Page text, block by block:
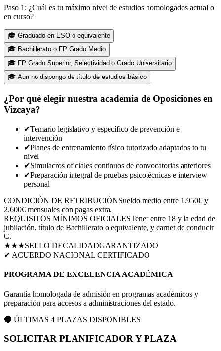
Paso 1: ¿Cuál es tu máximo nivel de estudios homologados actual o
en curso?
🎓 Graduado en ESO o equivalente
🎓 Bachillerato o FP Grado Medio
🎓 FP Grado Superior, Selectividad o Grado Universitario
🎓 Aun no dispongo de título de estudios básico
¿Por qué elegir nuestra academia de Oposiciones en
Vizcaya?
✔Temario legislativo y específico de prevención e
intervención
✔Planes de entrenamiento físico tutorizado adaptados to tu
nivel
✔Simulacros oficiales continuos de convocatorias anteriores
✔Preparación integral de pruebas psicotécnicas e interview
personal
CONDICIÓN DE RETRIBUCIÓNSueldo medio entre 1.950€ y
2.600€ mensuales con pagas extra.
REQUISITOS MÍNIMOS OFICIALESTener entre 18 y la edad de
jubilación, título de Bachillerato o equivalente, y carnet de conducir
C.
★★★SELLO DECALIDADGARANTIZADO
✔ ACUERDO NACIONAL CERTIFICADO
PROGRAMA DE EXCELENCIA ACADÉMICA
Garantía homologada de admisión en programas académicos y
preparación para accesos a administraciones del estado.
🔴 ÚLTIMAS 4 PLAZAS DISPONIBLES
SOLICITAR PLANIFICADOR Y PLAZA